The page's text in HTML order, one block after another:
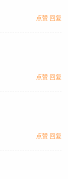
点赞 回复
点赞 回复
点赞 回复